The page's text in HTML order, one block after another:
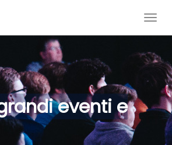
eventi e